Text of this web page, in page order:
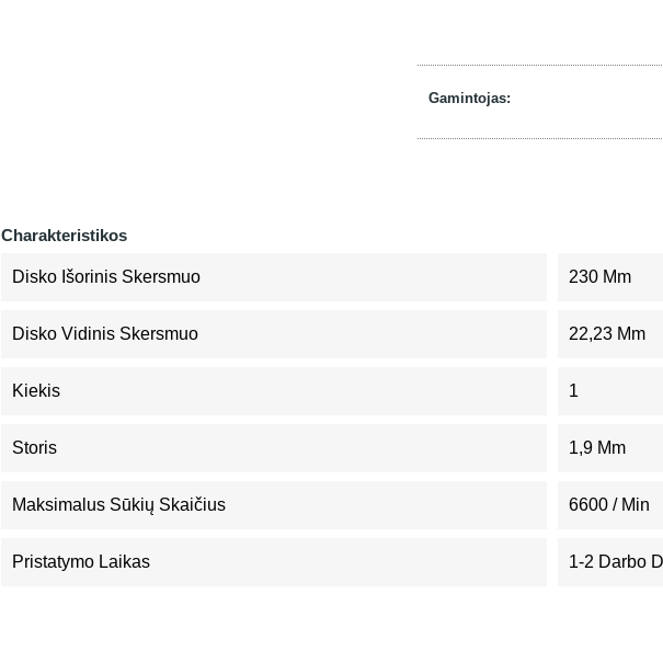
Gamintojas:
Charakteristikos
Disko Išorinis Skersmuo 230 Mm
Disko Vidinis Skersmuo 22,23 Mm
Kiekis 1
Storis 1,9 Mm
Maksimalus Sūkių Skaičius 6600 / Min
Pristatymo Laikas 1-2 Darbo